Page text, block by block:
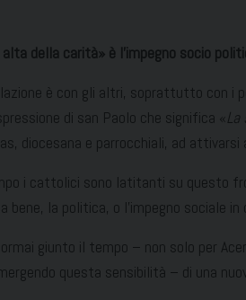
della carità» è l’impegno socio
è con gli altri, soprattutto con i
di san Paolo che significa « La
diocesana e parrocchiali, ad attivarsi
i cattolici sono latitanti su questo
la politica, o l’impegno sociale in
ormai giunto il tempo – non solo per
questa sensibilità – di una